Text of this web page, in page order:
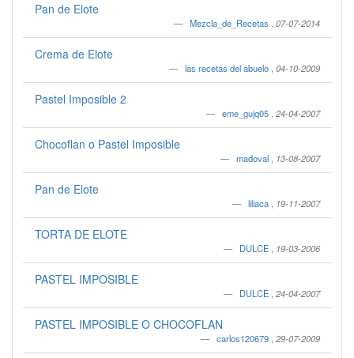
Pan de Elote
Mezcla_de_Recetas 07-07-2014
Crema de Elote
las recetas del abuelo 04-10-2009
Pastel Imposible 2
eme_gujq05 24-04-2007
Chocoflan o Pastel Imposible
madoval 13-08-2007
Pan de Elote
liliaca 19-11-2007
TORTA DE ELOTE
DULCE 19-03-2006
PASTEL IMPOSIBLE
DULCE 24-04-2007
PASTEL IMPOSIBLE O CHOCOFLAN
carlos120679 29-07-2009